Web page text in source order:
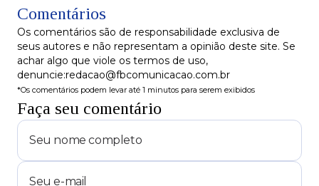
entenda o crime e saiba como buscar
ajuda
Comentários
Os comentários são de responsabilidade exclusiva de
seus autores e não representam a opinião deste site. Se
achar algo que viole os termos de uso,
denuncie:redacao@fbcomunicacao.com.br
*Os comentários podem levar até 1 minutos para serem exibidos
Faça seu comentário